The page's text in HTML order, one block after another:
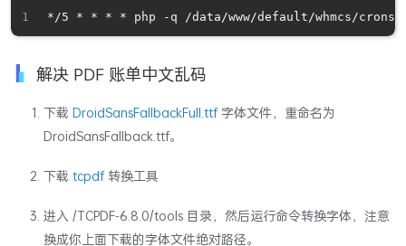
解决 PDF 账单中文乱码
下载 DroidSansFallbackFull.ttf字体文件，重命名为
DroidSansFallback.ttf。
下载 tcpdf转换工具
进入 /TCPDF-6.8.0/tools 目录，然后运行命令转换字体，注意
换成你上面下载的字体文件绝对路径。